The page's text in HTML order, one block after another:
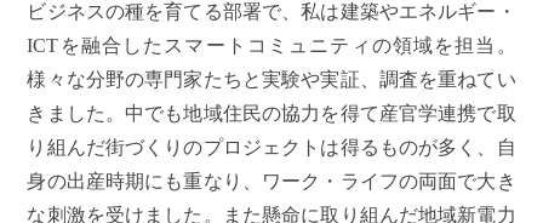
ビジネスの種を育てる部署で、私は建築やエネルギー・
ICTを融合したスマートコミュニティの領域を担当。
様々な分野の専門家たちと実験や実証、調査を重ねてい
きました。中でも地域住民の協力を得て産官学連携で取
り組んだ街づくりのプロジェクトは得るものが多く、自
身の出産時期にも重なり、ワーク・ライフの両面で大き
な刺激を受けました。また懸命に取り組んだ地域新電力